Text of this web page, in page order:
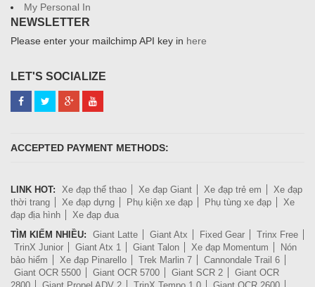
My Personal In
NEWSLETTER
Please enter your mailchimp API key in here
LET'S SOCIALIZE
ACCEPTED PAYMENT METHODS:
LINK HOT: Xe đạp thể thao Xe đạp Giant Xe đạp trẻ em
Xe đạp
thời trang
Xe đạp dựng Phụ kiện xe đạp Phụ tùng xe đạp
Xe
đạp địa hình
Xe đạp đua
TÌM KIẾM NHIỀU:
Giant Latte Giant Atx Fixed Gear
Trinx Free
TrinX Junior
Giant Atx 1 Giant Talon Xe đạp Momentum
Nón
bảo hiểm
Xe đạp Pinarello Trek Marlin 7
Cannondale Trail 6
Giant OCR 5500
Giant OCR 5700 Giant SCR 2
Giant OCR